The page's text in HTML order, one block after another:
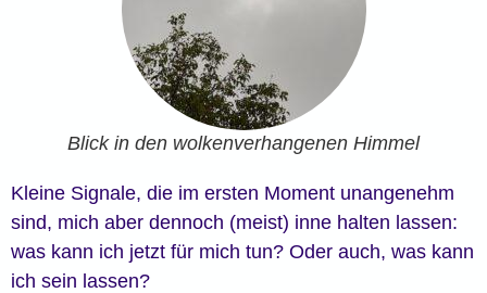
Blick in den wolkenverhangenen Himmel
Kleine Signale, die im ersten Moment unangenehm
sind, mich aber dennoch (meist) inne halten lassen:
was kann ich jetzt für mich tun? Oder auch, was kann
ich sein lassen?